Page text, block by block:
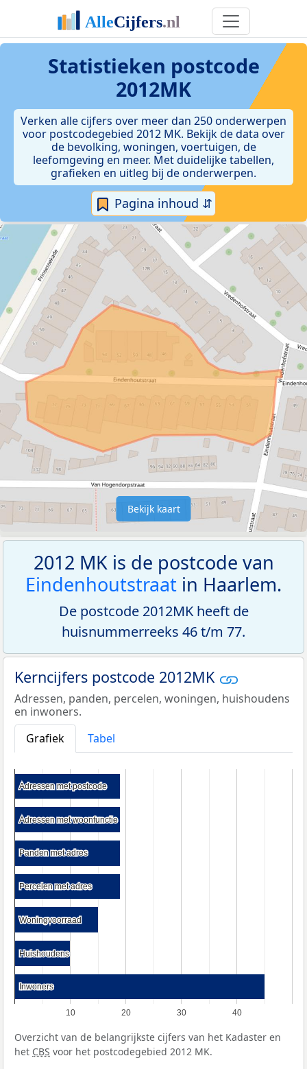
Statistieken postcode
2012MK
Verken alle cijfers over meer dan 250 onderwerpen
voor postcodegebied 2012 MK. Bekijk de data over
de bevolking, woningen, voertuigen, de
leefomgeving en meer. Met duidelijke tabellen,
grafieken en uitleg bij de onderwerpen.
Pagina inhoud ⇵
Bekijk kaart
2012 MK is de postcode van
Eindenhoutstraat in Haarlem.
De postcode 2012MK heeft de
huisnummerreeks 46 t/m 77.
Kerncijfers postcode 2012MK
Adressen, panden, percelen, woningen, huishoudens
en inwoners.
Grafiek
Tabel
10 20 30 40
Adressen met postcode
Adressen met postcode
Adressen met woonfunctie
Adressen met woonfunctie
Panden met adres
Panden met adres
Percelen met adres
Percelen met adres
Woningvoorraad
Woningvoorraad
Huishoudens
Huishoudens
Inwoners
Inwoners
Overzicht van de belangrijkste cijfers van het Kadaster en
het CBS voor het postcodegebied 2012 MK.